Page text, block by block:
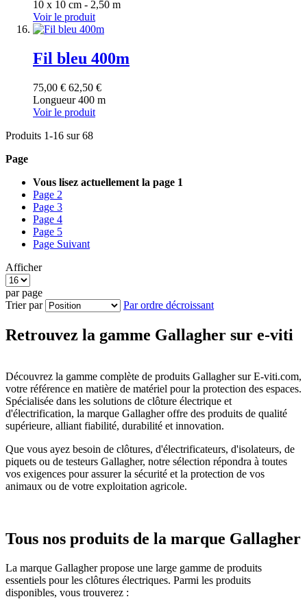
10 x 10 cm - 2,50 m
Voir le produit
Fil bleu 400m
75,00 € 62,50 €
Longueur 400 m
Voir le produit
Produits 1-16 sur68
Page
Vous lisez actuellement la page 1
Page 2
Page 3
Page 4
Page 5
Page Suivant
Afficher
par page
Trier par
Par ordre décroissant
Retrouvez la gamme Gallagher sur e-viti
Découvrez la gamme complète de produits Gallagher sur E-viti.com,
votre référence en matière de matériel pour la protection des espaces.
Spécialisée dans les solutions de clôture électrique et
d'électrification, la marque Gallagher offre des produits de qualité
supérieure, alliant fiabilité, durabilité et innovation.
Que vous ayez besoin de clôtures, d'électrificateurs, d'isolateurs, de
piquets ou de testeurs Gallagher, notre sélection répondra à toutes
vos exigences pour assurer la sécurité et la protection de vos
animaux ou de votre exploitation agricole.
Tous nos produits de la marque Gallagher
La marque Gallagher propose une large gamme de produits
essentiels pour les clôtures électriques. Parmi les produits
disponibles, vous trouverez :